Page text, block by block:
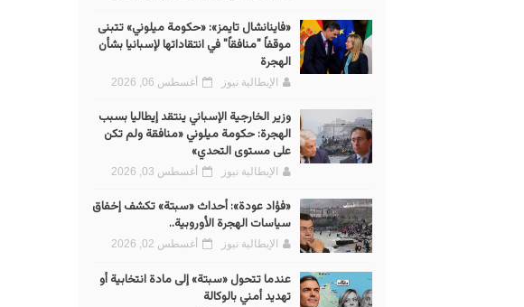
«فاينانشال تايمز»: «حكومة ميلوني» تتبنى
موقفاً "منافقاً" في انتقاداتها لإسبانيا بشأن
الهجرة
الإيطالية نيوز أغسطس 06, 2026
وزير الخارجية الإسباني ينتقد إيطاليا بسبب
الهجرة: حكومة ميلوني «منافقة ولم تكن
على مستوى التحدي»
الإيطالية نيوز أغسطس 03, 2026
«فؤاد عودة»: أحداث «سبتة» تكشف إخفاق
سياسات الهجرة الأوروبية..
الإيطالية نيوز أغسطس 02, 2026
عندما تتحول «سبتة» إلى مادة انتخابية أو
تهديد أمني بالوكالة